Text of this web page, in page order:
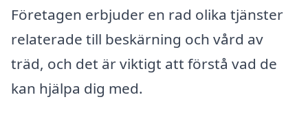
Företagen erbjuder en rad olika tjänster
relaterade till beskärning och vård av
träd, och det är viktigt att förstå vad de
kan hjälpa dig med.